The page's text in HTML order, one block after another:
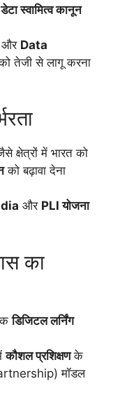
डेटा स्वामित्व कानून
और Data
तेजी से लागू करना
क्षेत्रों में भारत को
को बढ़ावा देना
और PLI योजना
का
डिजिटल लर्निंग
कौशल प्रशिक्षणके
मॉडल